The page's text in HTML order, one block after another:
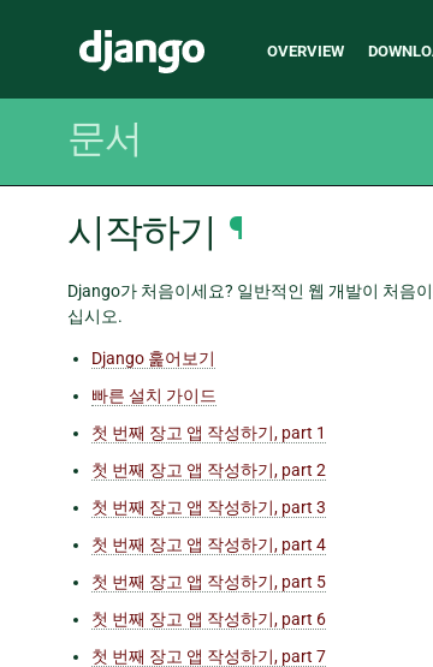
Django
Main
OVERVIEW
문서
시작하기 ¶
Django가 처음이세요? 일반적인 웹 개발이 처음
십시오.
Django 훑어보기
빠른 설치 가이드
첫 번째 장고 앱 작성하기, part 1
첫 번째 장고 앱 작성하기, part 2
첫 번째 장고 앱 작성하기, part 3
첫 번째 장고 앱 작성하기, part 4
첫 번째 장고 앱 작성하기, part 5
첫 번째 장고 앱 작성하기, part 6
첫 번째 장고 앱 작성하기, part 7